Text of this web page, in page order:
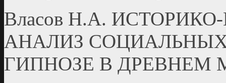
Власов Н.А.
АНАЛИЗ
ГИПНОЗЕ В ДРЕВНЕМ